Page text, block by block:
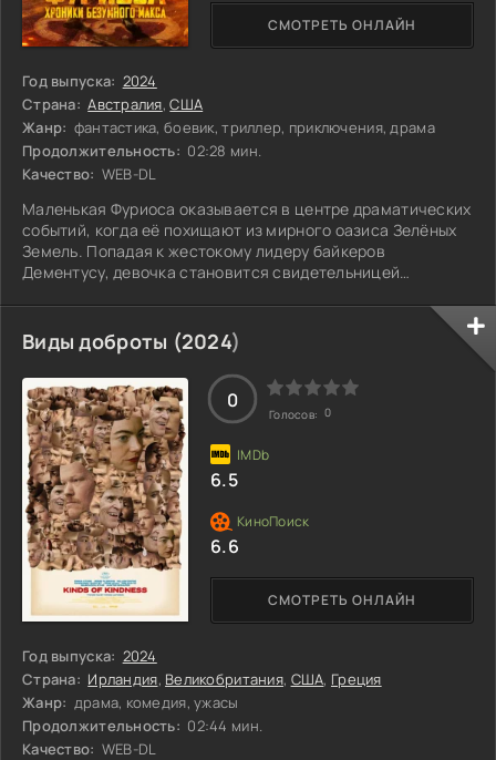
Год выпуска: 2024
Страна: Австралия,США
Жанр: фантастика, боевик, триллер, приключения, драма
Продолжительность: 02:28 мин.
Качество: WEB-DL
Маленькая Фуриоса оказывается в центре драматических
событий, когда её похищают из мирного оазиса Зелёных
Земель. Попадая к жестокому лидеру байкеров
Дементусу, девочка становится свидетельницей
Дементус захватывает Топливный город и заключает
сделку с Цитаделью, выменяв Фуриосу на союз с
Несмертным Джо. Однако в сердце девушки тлеет искра
сопротивления, и вскоре она будет готова сделать
первый шаг к своему освобождению. Но кто окажется её
СМОТРЕТЬ ОНЛАЙН
Виды доброты (2024)
Год выпуска: 2024
Страна: Ирландия, Великобритания, США, Греция
Жанр: драма, комедия, ужасы
Продолжительность: 02:44 мин.
Качество: WEB-DL
СМОТРЕТЬ ОНЛАЙН
0
Голосов: 0
6.5
6.6